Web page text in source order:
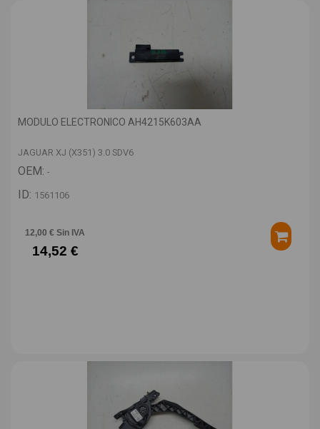
MODULO ELECTRONICO AH4215K603AA
JAGUAR XJ (X351) 3.0 SDV6
OEM: -
ID: 1561106
12,00 € Sin IVA
14,52 €